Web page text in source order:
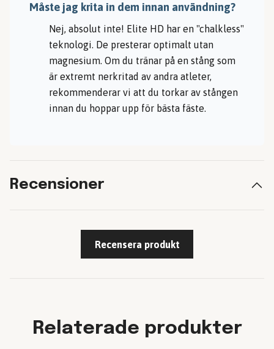
Måste jag krita in dem innan användning?
Nej, absolut inte! Elite HD har en "chalkless"
teknologi. De presterar optimalt utan
magnesium. Om du tränar på en stång som
är extremt nerkritad av andra atleter,
rekommenderar vi att du torkar av stången
innan du hoppar upp för bästa fäste.
Recensioner
Recensera produkt
Relaterade produkter